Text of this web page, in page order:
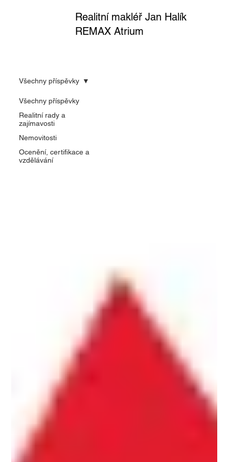
Realitní makléř Jan Halík
REMAX Atrium
Všechny příspěvky
Realitní rady a
zajímavosti
Nemovitosti
Ocenění, certifikace a
vzdělávání
Všechny příspěvky